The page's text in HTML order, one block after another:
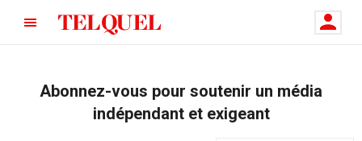
Abonnez-vous pour soutenir un média
indépendant et exigeant